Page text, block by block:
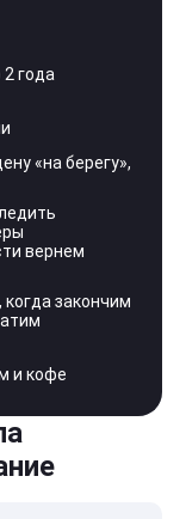
года
«на берегу»,
вернем
закончим
и кофе